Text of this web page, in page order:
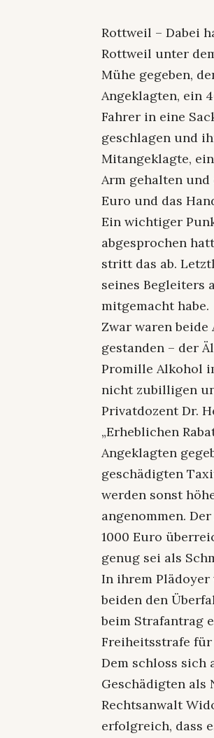
Rottweil – Dabei
Rottweil unter
Mühe gegeben,
Angeklagten, ein
Fahrer in eine
geschlagen und
Mitangeklagte,
Arm gehalten und
Euro und das
Ein wichtiger
abgesprochen
stritt das ab.
seines Begleiters
mitgemacht habe.
Zwar waren
gestanden – der
Promille Alkohol
nicht zubilligen
Privatdozent Dr.
„Erheblichen
Angeklagten
geschädigten
werden sonst
angenommen.
1000 Euro
genug sei als
In ihrem Plädoyer
beiden den
beim Strafantrag
Freiheitsstrafe für
Dem schloss sich
Geschädigten als
Rechtsanwalt
erfolgreich, dass